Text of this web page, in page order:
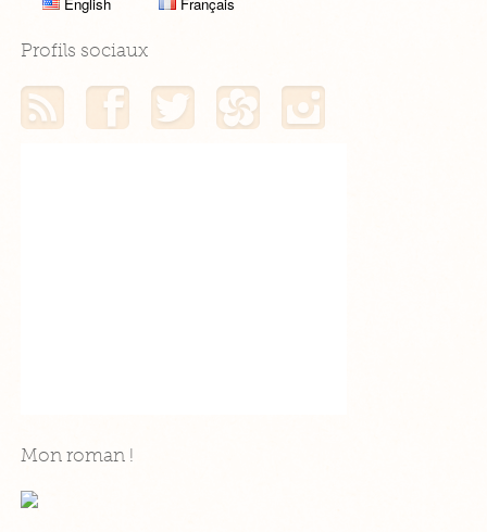
Profils sociaux
Mon flux RSSMon profil Facebook
Mon profil TwitterMon profil Hellocoton
Mon roman !